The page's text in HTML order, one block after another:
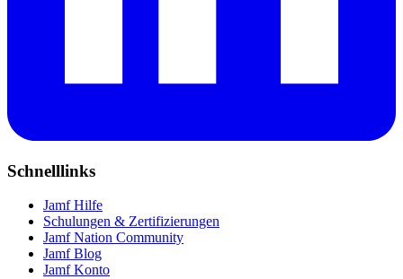
Schnelllinks
Jamf Hilfe
Schulungen & Zertifizierungen
Jamf Nation Community
Jamf Blog
Jamf Konto